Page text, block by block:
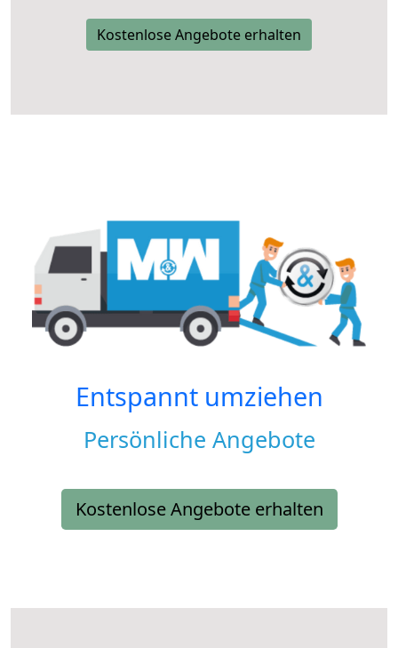
Kostenlose Angebote erhalten
Entspannt umziehen
Persönliche Angebote
Kostenlose Angebote erhalten